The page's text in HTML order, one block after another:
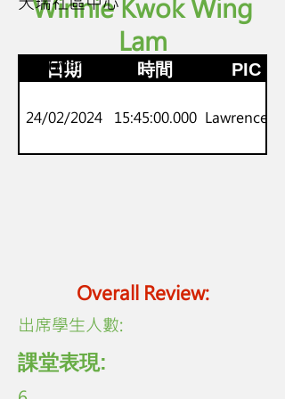
Winnie Kwok Wing
Lam
日期 時間 PIC
24/02/2024 15:45:00.000 Lawrence Lo
Overall Review:
P.5-6
劍橋Flyers
​出席學生人數:
課堂表現: